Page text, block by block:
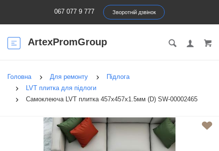
067 077 9 777 Зворотній дзвінок
ArtexPromGroup
Головна Для ремонту
Підлога
LVT плитка для підлоги
Самоклеюча LVT плитка 457х457х1.5мм (D) SW-00002465